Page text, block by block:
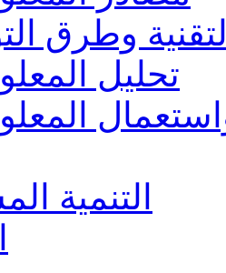
وطرق
تحليل
التنمية